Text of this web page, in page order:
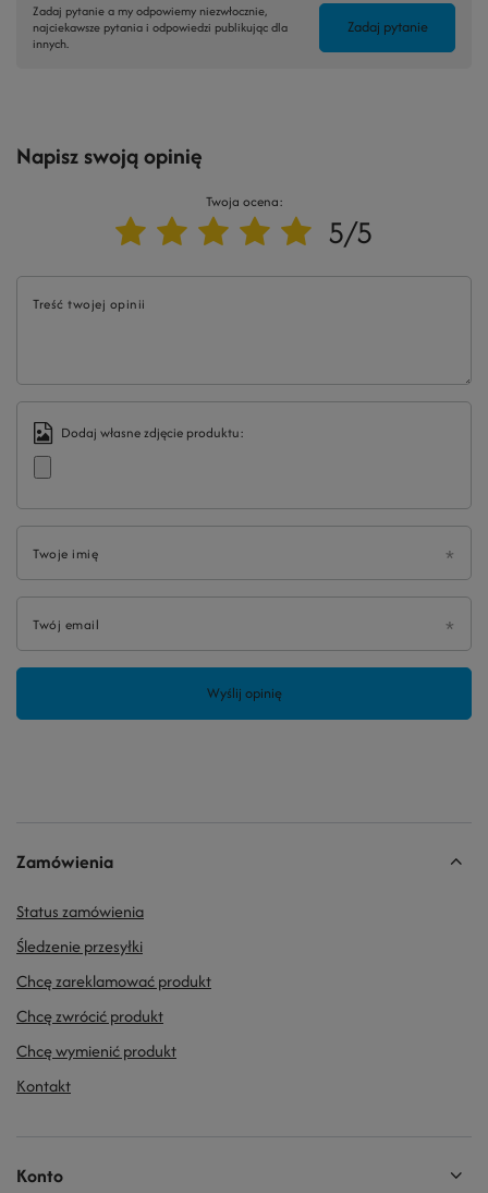
Zadaj pytanie a my odpowiemy niezwłocznie,
najciekawsze pytania i odpowiedzi publikując dla
innych.
Zadaj pytanie
Napisz swoją opinię
Twoja ocena:
5/5
Treść twojej opinii
Dodaj własne zdjęcie produktu:
Twoje imię
Twój email
Wyślij opinię
Zamówienia
Status zamówienia
Śledzenie przesyłki
Chcę zareklamować produkt
Chcę zwrócić produkt
Chcę wymienić produkt
Kontakt
Konto